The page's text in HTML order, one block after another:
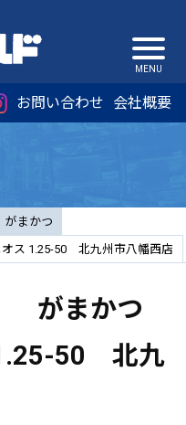
お問い合わせ 会社概要
がまかつ
ス 1.25-50 北九州市八幡西店
がまかつ
50 北九